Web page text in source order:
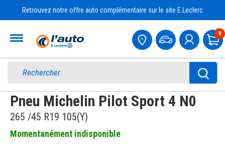
Retrouvez notre offre auto complémentaire sur le site E.Leclerc
0
Pneu Michelin Pilot Sport 4 N0
265 /45 R19 105(Y)
Momentanément indisponible